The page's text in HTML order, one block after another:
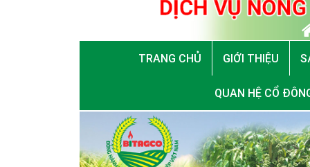
TRANG CHỦ GIỚI THIỆU
QUAN HỆ CỔ